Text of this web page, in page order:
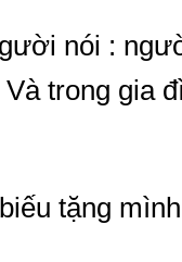
nói :
trong gia
tặng